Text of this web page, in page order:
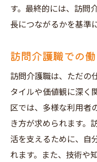
す。最終的には、訪問
長につながるかを基準
訪問介護職での
訪問介護職は、ただの
タイルや価値観に深く
区では、多様な利用者
き方が求められます。
活を支えるために、自
れます。また、技術や